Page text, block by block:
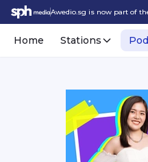
Awedio.sg is now part of
Home Stations